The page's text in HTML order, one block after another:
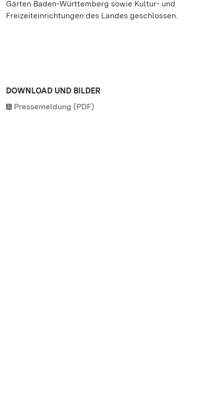
Gärten Baden-Württemberg sowie Kultur- und
Freizeiteinrichtungen des Landes geschlossen.
DOWNLOAD UND BILDER
Pressemeldung (PDF)